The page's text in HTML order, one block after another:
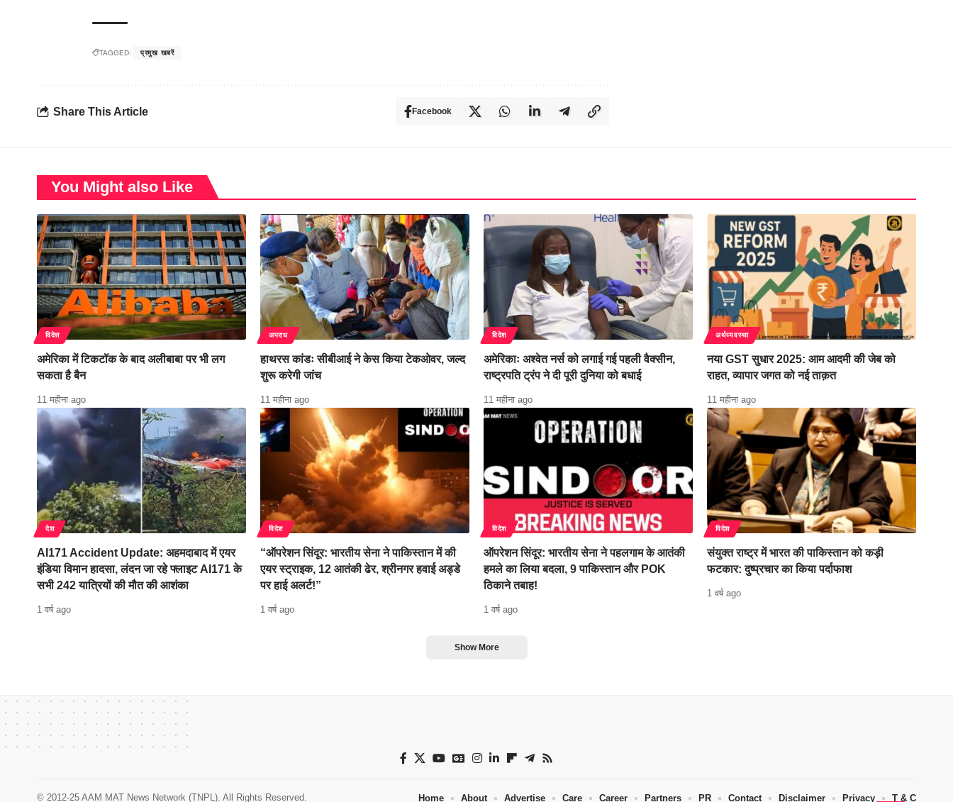
TAGGED: प्रमुख खबरें
Share This Article Facebook
You Might also Like
विदेश
अमेरिका में टिकटॉक के बाद अलीबाबा पर भी लग
सकता है बैन
11 महीना ago
अपराध
हाथरस कांडः सीबीआई ने केस किया टेकओवर, जल्द
शुरू करेगी जांच
11 महीना ago
विदेश
अमेरिकाः अश्वेत नर्स को लगाई गई पहली वैक्सीन,
राष्ट्रपति ट्रंप ने दी पूरी दुनिया को बधाई
11 महीना ago
अर्थव्यवस्था
नया GST सुधार 2025: आम आदमी की जेब को
राहत, व्यापार जगत को नई ताक़त
11 महीना ago
देश
AI171 Accident Update: अहमदाबाद में एयर
इंडिया विमान हादसा, लंदन जा रहे फ्लाइट AI171 के
सभी 242 यात्रियों की मौत की आशंका
1 वर्ष ago
विदेश
“ऑपरेशन सिंदूर: भारतीय सेना ने पाकिस्तान में की
एयर स्ट्राइक, 12 आतंकी ढेर, श्रीनगर हवाई अड्डे
पर हाई अलर्ट!”
1 वर्ष ago
विदेश
ऑपरेशन सिंदूर: भारतीय सेना ने पहलगाम के आतंकी
हमले का लिया बदला, 9 पाकिस्तान और POK
ठिकाने तबाह!
1 वर्ष ago
विदेश
संयुक्त राष्ट्र में भारत की पाकिस्तान को कड़ी
फटकार: दुष्प्रचार का किया पर्दाफाश
1 वर्ष ago
Show More
© 2012-25 AAM MAT News Network (TNPL). All Rights Reserved. Home About Advertise Care Career Partners PR Contact Disclaimer Privacy T & C